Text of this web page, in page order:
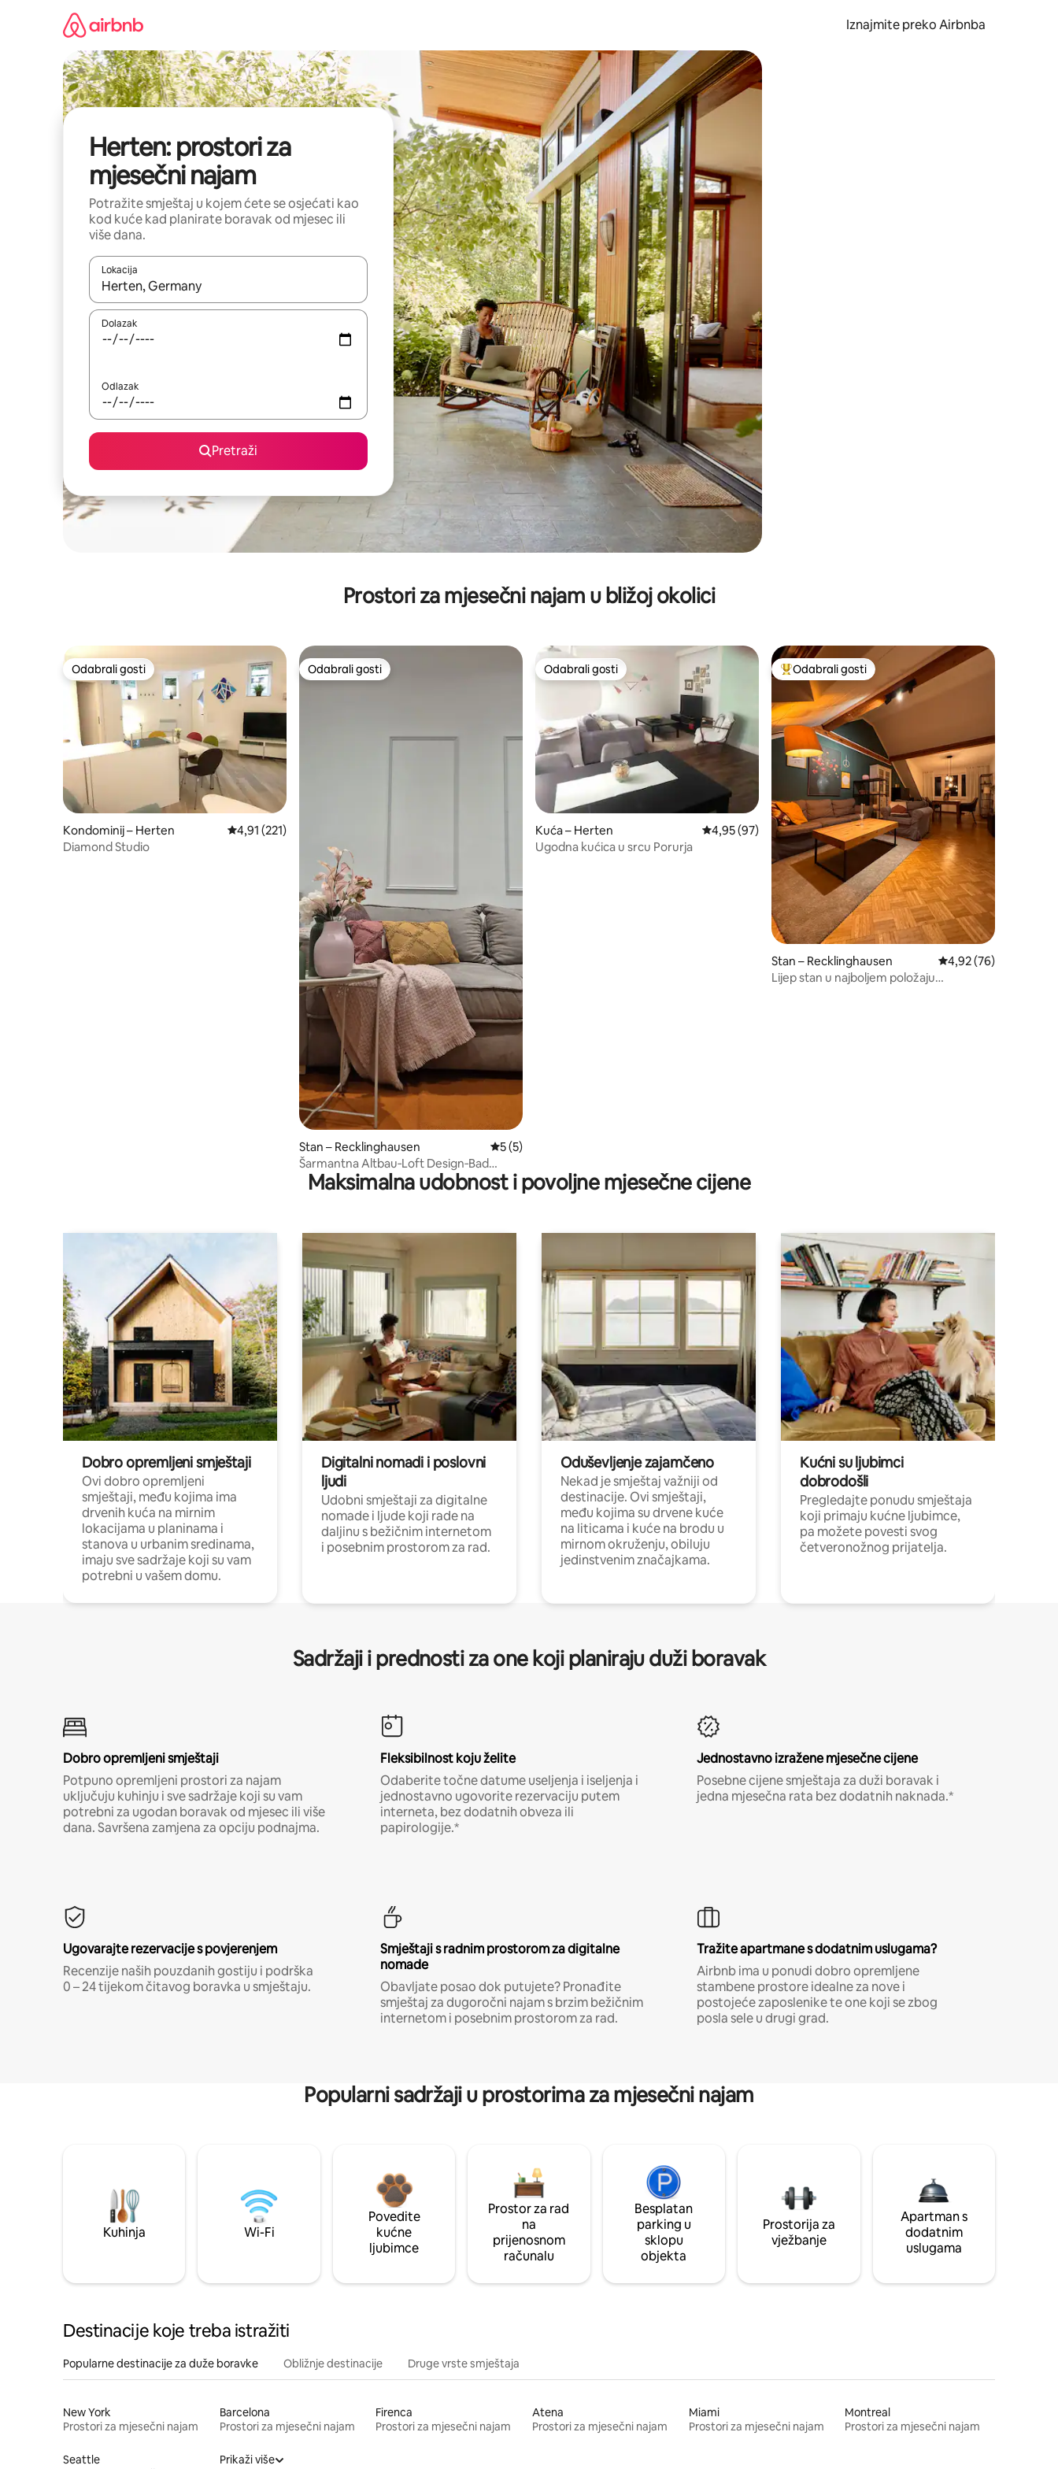
Iznajmite preko Airbnba
Herten: prostori za
mjesečni najam
Potražite smještaj u kojem ćete se osjećati kao
kod kuće kad planirate boravak od mjesec ili
više dana.
Lokacija
Kada budu dostupni rezultati, moći ćete ih pregledati koristeći se strelicama prema gore i prema dolje, kao i dodirom ili prelaskom prstom po zaslonu.
Dolazak
Odlazak
Pretraži
Prostori za mjesečni najam u bližoj okolici
Odabrali gosti
Odabrali gosti
Kondominij – Herten Prosječna ocjena: 4,91/5, recenzija: 221
4,91 (221)
Diamond Studio
Odabrali gosti
Odabrali gosti
Stan – Recklinghausen Prosječna ocjena: 5/5, recenzija: 5
5 (5)
Šarmantna Altbau‑Loft Design‑Bad
Netflix&Laundry
Odabrali gosti
Odabrali gosti
Kuća – Herten Prosječna ocjena: 4,95/5, recenzija: 97
4,95 (97)
Ugodna kućica u srcu Porurja
Među najviše rangiranima s oznakom „Odabrali gosti”
Odabrali gosti
Stan – Recklinghausen Prosječna ocjena:
4,92 (76)
Lijep stan u najboljem položaju
Maksimalna udobnost i povoljne mjesečne cijene
Dobro opremljeni smještaji
Ovi dobro opremljeni
smještaji, među kojima ima
drvenih kuća na mirnim
lokacijama u planinama i
stanova u urbanim sredinama,
imaju sve sadržaje koji su vam
potrebni u vašem domu.
Digitalni nomadi i poslovni
ljudi
Udobni smještaji za digitalne
nomade i ljude koji rade na
daljinu s bežičnim internetom
i posebnim prostorom za rad.
Oduševljenje zajamčeno
Nekad je smještaj važniji od
destinacije. Ovi smještaji,
među kojima su drvene kuće
na liticama i kuće na brodu u
mirnom okruženju, obiluju
jedinstvenim značajkama.
Kućni su ljubimci
dobrodošli
Pregledajte ponudu smještaja
koji primaju kućne ljubimce,
pa možete povesti svog
četveronožnog prijatelja.
Sadržaji i prednosti za one koji planiraju duži boravak
Dobro opremljeni smještaji
Potpuno opremljeni prostori za najam
uključuju kuhinju i sve sadržaje koji su vam
potrebni za ugodan boravak od mjesec ili više
dana. Savršena zamjena za opciju podnajma.
Fleksibilnost koju želite
Odaberite točne datume useljenja i iseljenja i
jednostavno ugovorite rezervaciju putem
interneta, bez dodatnih obveza ili
papirologije.*
Jednostavno izražene mjesečne cijene
Posebne cijene smještaja za duži boravak i
jedna mjesečna rata bez dodatnih naknada.*
Ugovarajte rezervacije s povjerenjem
Recenzije naših pouzdanih gostiju i podrška
0 – 24 tijekom čitavog boravka u smještaju.
Smještaji s radnim prostorom za digitalne
nomade
Obavljate posao dok putujete? Pronađite
smještaj za dugoročni najam s brzim bežičnim
internetom i posebnim prostorom za rad.
Tražite apartmane s dodatnim uslugama?
Airbnb ima u ponudi dobro opremljene
stambene prostore idealne za nove i
postojeće zaposlenike te one koji se zbog
posla sele u drugi grad.
Popularni sadržaji u prostorima za mjesečni najam
Kuhinja Wi-Fi
Povedite
kućne
ljubimce
Prostor za rad
na
prijenosnom
računalu
Besplatan
parking u
sklopu
objekta
Prostorija za
vježbanje
Apartman s
dodatnim
uslugama
Destinacije koje treba istražiti
Popularne destinacije za duže boravke Obližnje destinacije Druge vrste smještaja
New York
Prostori za mjesečni najam
Barcelona
Prostori za mjesečni najam
Firenca
Prostori za mjesečni najam
Atena
Prostori za mjesečni najam
Miami
Prostori za mjesečni najam
Montreal
Prostori za mjesečni najam
Seattle
Prikaži više